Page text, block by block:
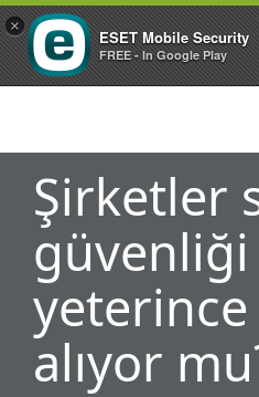
Şirketler
güvenliği
alıyor
×
ESET Mobile Security
FREE - In Google Play